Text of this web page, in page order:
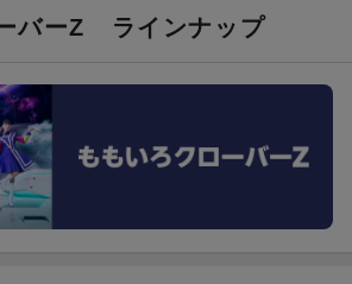
の楽天24と楽天ブックス買いまわりでク
のUlike製品ご購入で2,000ポイント！
バーZ ラインナップ